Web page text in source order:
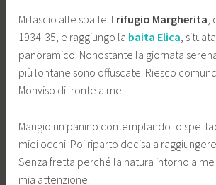
Mi lascio alle spalle il rifugio Margherita
1934-35, e raggiungo la baita Elica ,
panoramico. Nonostante la giornata
più lontane sono offuscate. Riesco
Monviso di fronte a me.
Mangio un panino contemplando lo
miei occhi. Poi riparto decisa a
Senza fretta perché la natura intorno a
mia attenzione.